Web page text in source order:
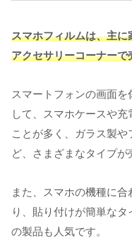
スマホフィルムは、主
アクセサリーコーナーで
スマートフォンの画面
して、スマホケースや
ことが多く、ガラス製
ど、さまざまなタイプが
また、スマホの機種に
り、貼り付けが簡単な
の製品も人気です。